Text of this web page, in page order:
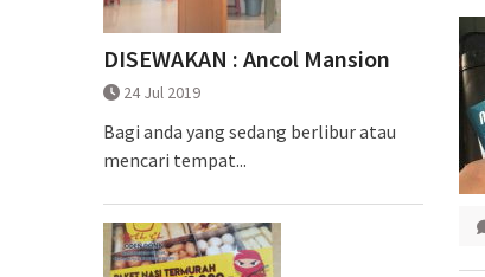
DISEWAKAN : Ancol Mansion
24 Jul 2019
Bagi anda yang sedang berlibur atau
mencari tempat...